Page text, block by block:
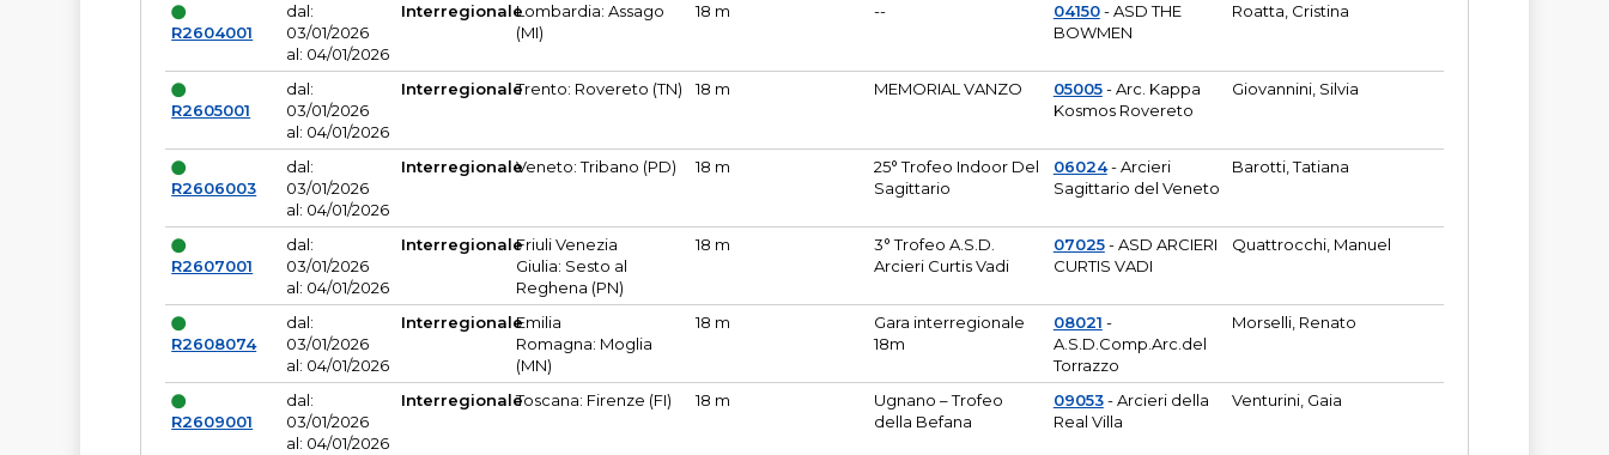
R2604001
dal:
03/01/2026
al: 04/01/2026
InterregionaleLombardia: Assago
(MI)
18 m -- 04150- ASD THE
BOWMEN
Roatta, Cristina
R2605001
dal:
03/01/2026
al: 04/01/2026
InterregionaleTrento: Rovereto (TN) 18 m MEMORIAL VANZO 05005- Arc. Kappa
Kosmos Rovereto
Giovannini, Silvia
R2606003
dal:
03/01/2026
al: 04/01/2026
InterregionaleVeneto: Tribano (PD) 18 m
25° Trofeo Indoor Del
Sagittario
06024- Arcieri
Sagittario del Veneto
Barotti, Tatiana
R2607001
dal:
03/01/2026
al: 04/01/2026
InterregionaleFriuli Venezia
Giulia: Sesto al
Reghena (PN)
18 m
3° Trofeo A.S.D.
Arcieri Curtis Vadi
07025- ASD ARCIERI
CURTIS VADI
Quattrocchi, Manuel
R2608074
dal:
03/01/2026
al: 04/01/2026
InterregionaleEmilia
Romagna: Moglia
(MN)
18 m
Gara interregionale
18m
08021 -
A.S.D.Comp.Arc.del
Torrazzo
Morselli, Renato
R2609001
dal:
03/01/2026
al: 04/01/2026
InterregionaleToscana: Firenze (FI) 18 m
Ugnano – Trofeo
della Befana
09053- Arcieri della
Real Villa
Venturini, Gaia